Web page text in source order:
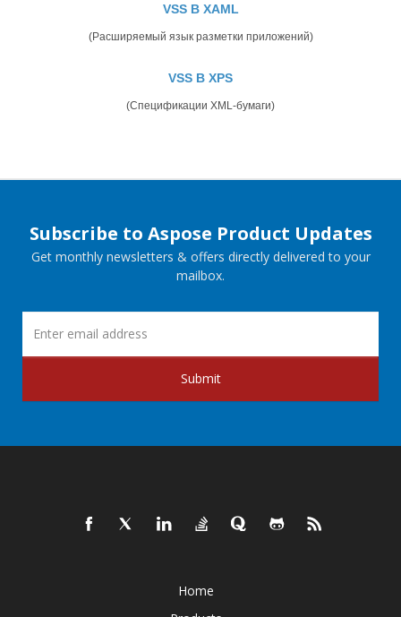
VSS В XAML
(Расширяемый язык разметки приложений)
VSS В XPS
(Спецификации XML-бумаги)
Subscribe to Aspose Product Updates
Get monthly newsletters & offers directly delivered to your
mailbox.
Submit
Home